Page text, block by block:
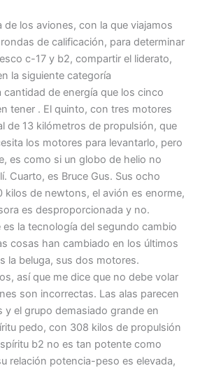
de los aviones, con la que viajamos
de calificación, para determinar
c-17 y b2, compartir el liderato,
la siguiente categoría
de energía que los cinco
tener . El quinto, con tres motores
de 13 kilómetros de propulsión, que
los motores para levantarlo, pero
es como si un globo de helio no
Cuarto, es Bruce Gus. Sus ocho
kilos de newtons, el avión es enorme,
es desproporcionada y no.
es la tecnología del segundo cambio
cosas han cambiado en los últimos
la beluga, sus dos motores.
así que me dice que no debe volar
son incorrectas. Las alas parecen
y el grupo demasiado grande en
pedo, con 308 kilos de propulsión
b2 no es tan potente como
relación potencia-peso es elevada,